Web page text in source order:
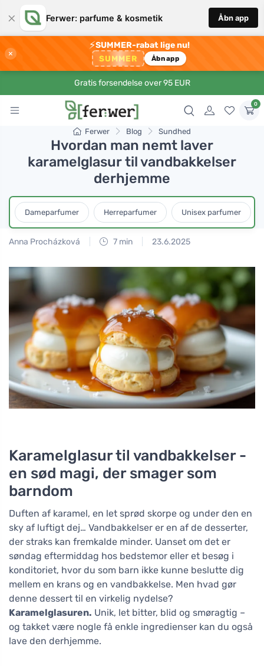
× Ferwer: parfume & kosmetik Åbn app
×
⚡SUMMER-rabat lige nu!
SUMMER Åbn app
Gratis forsendelse over 95 EUR
0
Ferwer Blog Sundhed
Hvordan man nemt laver
karamelglasur til vandbakkelser
derhjemme
Dameparfumer Herreparfumer Unisex parfumer
Anna Procházková 7 min 23.6.2025
Karamelglasur til vandbakkelser -
en sød magi, der smager som
barndom
Duften af karamel, en let sprød skorpe og under den en
sky af luftigt dej… Vandbakkelser er en af de desserter,
der straks kan fremkalde minder. Uanset om det er
søndag eftermiddag hos bedstemor eller et besøg i
konditoriet, hvor du som barn ikke kunne beslutte dig
mellem en krans og en vandbakkelse. Men hvad gør
denne dessert til en virkelig nydelse?
Karamelglasuren. Unik, let bitter, blid og smøragtig –
og takket være nogle få enkle ingredienser kan du også
lave den derhjemme.